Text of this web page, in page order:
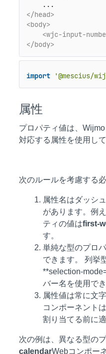
</head>
<body>
<wjc-input-
</body>
import '@mescius/
属性
プロパティ値は、
対応する属性を使用し
次のルールを考慮する
属性名はダッシ
があります。例え
ティの値はfirst-
す。
単純な型のプロ
できます。 列挙
**selection-
バー名を使用でき
属性値は常に文
コンポーネント
割り当てる前に
次の例は、異なる型の
calendarWebコンポー